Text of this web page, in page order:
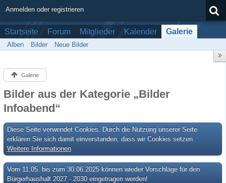
Anmelden oder registrieren
Startseite Forum Mitglieder Kalender Galerie
Alben Bilder Neue Bilder
Galerie
Bilder aus der Kategorie „Bilder
Infoabend“
Diese Seite verwendet Cookies. Durch die Nutzung unserer Seite
erklären Sie sich damit einverstanden, dass wir Cookies setzen.
Weitere Informationen
Vom 11.05. bis zum 30.06.2025 können wieder Vorschläge für den
Bürgerhaushalt 2027 - 2030 eingetragen werden!